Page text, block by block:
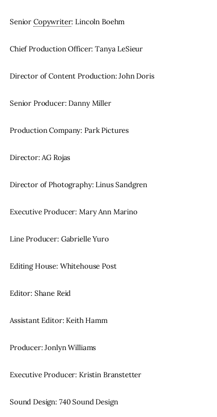
Senior Copywriter: Lincoln Boehm
Chief Production Officer: Tanya LeSieur
Director of Content Production: John Doris
Senior Producer: Danny Miller
Production Company: Park Pictures
Director: AG Rojas
Director of Photography: Linus Sandgren
Executive Producer: Mary Ann Marino
Line Producer: Gabrielle Yuro
Editing House: Whitehouse Post
Editor: Shane Reid
Assistant Editor: Keith Hamm
Producer: Jonlyn Williams
Executive Producer: Kristin Branstetter
Sound Design: 740 Sound Design